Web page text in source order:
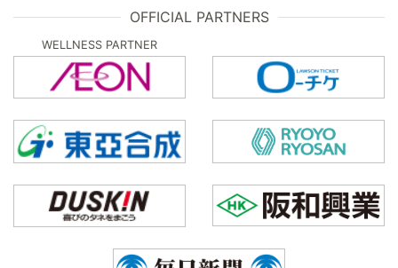
OFFICIAL PARTNERS
WELLNESS PARTNER